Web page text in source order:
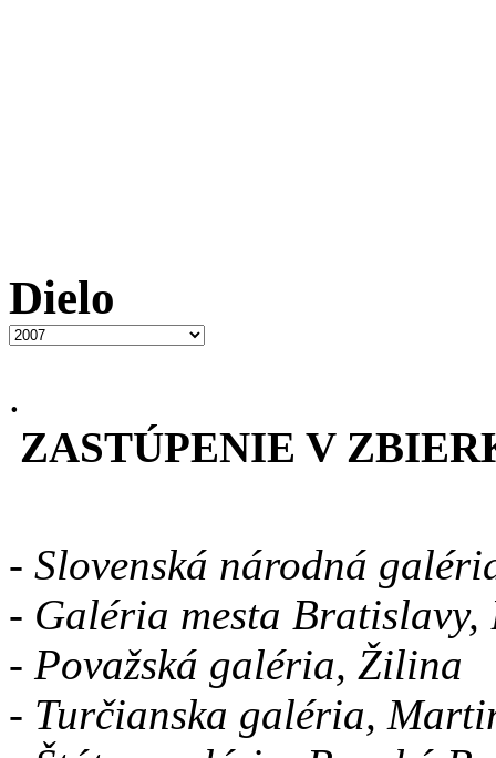
Dielo
.
ZASTÚPENIE V
- Slovenská národná
- Galéria mesta
- Považská galéria, Žilina
- Turčianska galéria,